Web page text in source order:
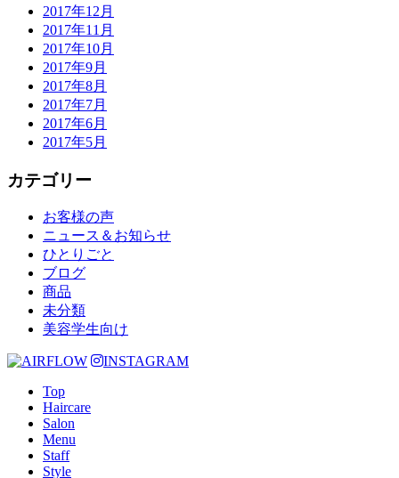
2017年12月
2017年11月
2017年10月
2017年9月
2017年8月
2017年7月
2017年6月
2017年5月
カテゴリー
お客様の声
ニュース＆お知らせ
ひとりごと
ブログ
商品
未分類
美容学生向け
INSTAGRAM
Top
Haircare
Salon
Menu
Staff
Style